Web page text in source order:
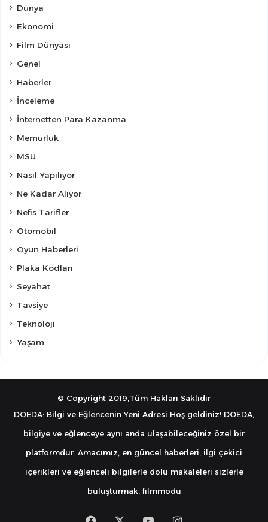
Dünya
Ekonomi
Film Dünyası
Genel
Haberler
İnceleme
İnternetten Para Kazanma
Memurluk
MSÜ
Nasıl Yapılıyor
Ne Kadar Alıyor
Nefis Tarifler
Otomobil
Oyun Haberleri
Plaka Kodları
Seyahat
Tavsiye
Teknoloji
Yaşam
© Copyright 2019,Tüm Hakları Saklıdır
DOEDA: Bilgi ve Eğlencenin Yeni Adresi Hoş geldiniz! DOEDA,
bilgiye ve eğlenceye aynı anda ulaşabileceğiniz özel bir
platformdur. Amacımız, en güncel haberleri, ilgi çekici
içerikleri ve eğlenceli bilgilerle dolu makaleleri sizlerle
buluşturmak. filmmodu